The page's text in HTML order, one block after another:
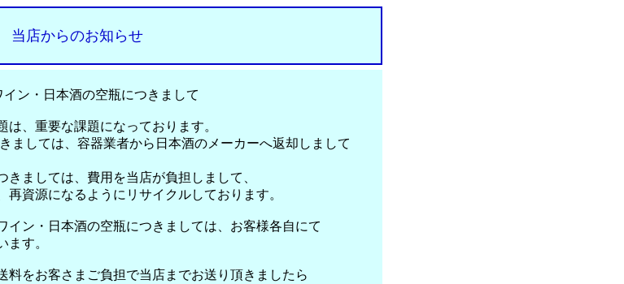
当店からのお知らせ
ン・日本酒の空瓶につきまして
重要な課題になっております。
ては、容器業者から日本酒のメーカーへ返却しまして
しては、費用を当店が負担しまして、
源になるようにリサイクルしております。
・日本酒の空瓶につきましては、お客様各自にて
す。
お客さまご負担で当店までお送り頂きましたら